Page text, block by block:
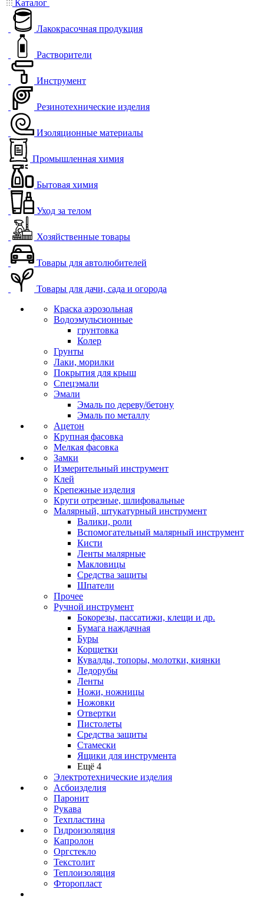
Каталог
Лакокрасочная продукция
Растворители
Инструмент
Резинотехнические изделия
Изоляционные материалы
Промышленная химия
Бытовая химия
Уход за телом
Хозяйственные товары
Товары для автолюбителей
Товары для дачи, сада и огорода
Краска аэрозольная
Водоэмульсионные
грунтовка
Колер
Грунты
Лаки, морилки
Покрытия для крыш
Спецэмали
Эмали
Эмаль по дереву/бетону
Эмаль по металлу
Ацетон
Крупная фасовка
Мелкая фасовка
Замки
Измерительный инструмент
Клей
Крепежные изделия
Круги отрезные, шлифовальные
Малярный, штукатурный инструмент
Валики, роли
Вспомогательный малярный инструмент
Кисти
Ленты малярные
Макловицы
Средства защиты
Шпатели
Прочее
Ручной инструмент
Бокорезы, пассатижи, клещи и др.
Бумага наждачная
Буры
Корщетки
Кувалды, топоры, молотки, киянки
Ледорубы
Ленты
Ножи, ножницы
Ножовки
Отвертки
Пистолеты
Средства защиты
Стамески
Ящики для инструмента
Ещё 4
Электротехнические изделия
Асбоизделия
Паронит
Рукава
Техпластина
Гидроизоляция
Капролон
Оргстекло
Текстолит
Теплоизоляция
Фторопласт